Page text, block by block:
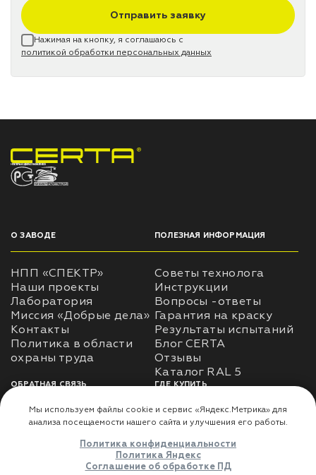
Отправить заявку
Нажимая на кнопку, я соглашаюсь с
политикой обработки персональных данных
НПП «СПЕКТР» ЗАВОД ЛАКОКРАСОЧНЫХ МАТЕРИАЛОВ
О ЗАВОДЕ
НПП «СПЕКТР»
Наши проекты
Лаборатория
Миссия «Добрые дела»
Контакты
Политика в области
ПОЛЕЗНАЯ ИНФОРМАЦИЯ
Советы технолога
Инструкции
Вопросы -ответы
Гарантия на краску
Результаты испытаний
Блог CERTA
Отзывы
Каталог RAL 5
ОБРАТНАЯ СВЯЗЬ
Использование
использования личных
ГДЕ КУПИТЬ
Доставка
Где купить